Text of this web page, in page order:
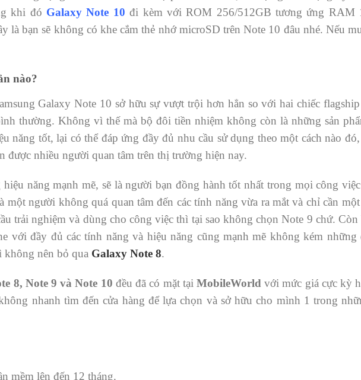
khi đó Galaxy Note 10 đi kèm với ROM 256/512GB tương ứng RAM
là bạn sẽ không có khe cắm thẻ nhớ microSD trên Note 10 đâu nhé. Nếu
nào?
Galaxy Note 10 sở hữu sự vượt trội hơn hẳn so với hai chiếc
thường. Không vì thế mà bộ đôi tiền nhiệm không còn là những sản
năng tốt, lại có thể đáp ứng đầy đủ nhu cầu sử dụng theo một cách nào
được nhiều người quan tâm trên thị trường hiện nay.
năng mạnh mẽ, sẽ là người bạn đồng hành tốt nhất trong mọi công
một người không quá quan tâm đến các tính năng vừa ra mắt và chỉ cần
trải nghiệm và dùng cho công việc thì tại sao không chọn Note 9 chứ. Còn
với đầy đủ các tính năng và hiệu năng cũng mạnh mẽ không kém những
không nên bỏ qua Galaxy Note 8.
8, Note 9 và Note 10 đều đã có mặt tại MobileWorld với mức giá cực kỳ
nhanh tìm đến cửa hàng để lựa chọn và sở hữu cho mình 1 trong
mềm lên đến 12 tháng.